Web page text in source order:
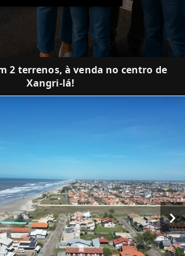
2 terrenos, à venda no centro de
Xangri-lá!